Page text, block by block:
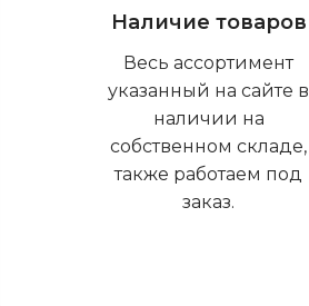
Наличие товаров
Весь ассортимент
указанный на сайте в
наличии на
собственном складе,
также работаем под
заказ.